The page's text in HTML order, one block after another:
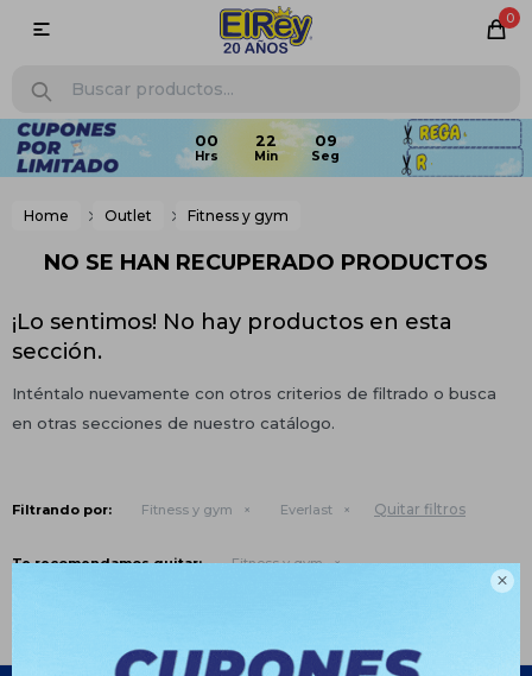

0

Home Outlet Fitness y gym
NO SE HAN RECUPERADO PRODUCTOS
¡Lo sentimos! No hay productos en esta
sección.
Inténtalo nuevamente con otros criterios de filtrado o busca
en otras secciones de nuestro catálogo.
Filtrando por: Fitness y gym Everlast Quitar filtros
Te recomendamos quitar: Fitness y gym